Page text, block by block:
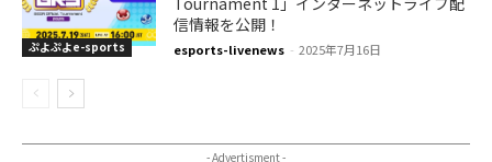
ぷよぷよe-sports
信情報を公開！
esports-livenews - 2025年7月16日
- Advertisment -